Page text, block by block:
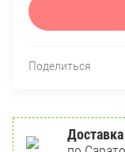
Поделиться
Доставка